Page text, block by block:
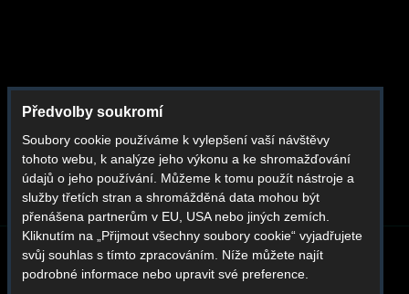
Instagram
Youtube
Whatsapp
BLOG O NÁS KONTAKT
REKLAMACE
Předvolby soukromí
Soubory cookie používáme k vylepšení vaší návštěvy
tohoto webu, k analýze jeho výkonu a ke shromažďování
údajů o jeho používání. Můžeme k tomu použít nástroje a
služby třetích stran a shromážděná data mohou být
přenášena partnerům v EU, USA nebo jiných zemích.
Kliknutím na „Přijmout všechny soubory cookie“ vyjadřujete
svůj souhlas s tímto zpracováním. Níže můžete najít
podrobné informace nebo upravit své preference.